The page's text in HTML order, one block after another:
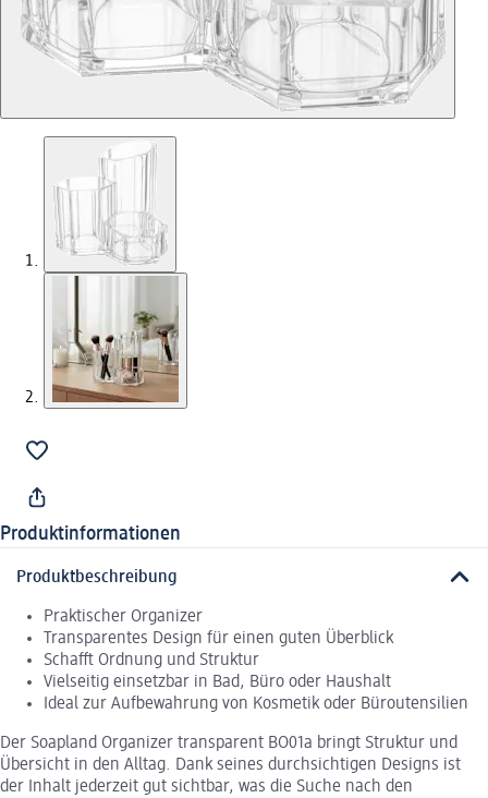
Produktinformationen
Produktbeschreibung
Praktischer Organizer
Transparentes Design für einen guten Überblick
Schafft Ordnung und Struktur
Vielseitig einsetzbar in Bad, Büro oder Haushalt
Ideal zur Aufbewahrung von Kosmetik oder Büroutensilien
Der Soapland Organizer transparent BO01a bringt Struktur und
Übersicht in den Alltag. Dank seines durchsichtigen Designs ist
der Inhalt jederzeit gut sichtbar, was die Suche nach den